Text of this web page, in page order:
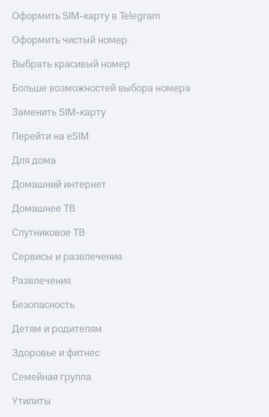
деловая этика
Оформить SIM-карту в Telegram
Оформить чистый номер
Выбрать красивый номер
Больше возможностей выбора номера
Заменить SIM-карту
Перейти на eSIM
Для дома
Домашний интернет
Домашнее ТВ
Спутниковое ТВ
Сервисы и развлечения
Развлечения
Безопасность
Детям и родителям
Здоровье и фитнес
Семейная группа
Утилиты